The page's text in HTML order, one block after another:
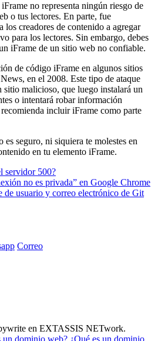
no representa ningún riesgo de
o tus lectores. En parte, fue
los creadores de contenido a agregar
para los lectores. Sin embargo, debes
iFrame de un sitio web no confiable.
de código iFrame en algunos sitios
en el 2008. Este tipo de ataque
sitio malicioso, que luego instalará un
o intentará robar información
incluir iFrame como parte
es seguro, ni siquiera te molestes en
en tu elemento iFrame.
servidor 500?
no es privada” en Google Chrome
usuario y correo electrónico de Git
Correo
en EXTASSIS NETwork.
¿Qué es un dominio